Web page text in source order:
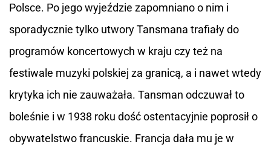
Polsce. Po jego wyjeździe zapomniano o nim i
sporadycznie tylko utwory Tansmana trafiały do
programów koncertowych w kraju czy też na
festiwale muzyki polskiej za granicą, a i nawet wtedy
krytyka ich nie zauważała. Tansman odczuwał to
boleśnie i w 1938 roku dość ostentacyjnie poprosił o
obywatelstwo francuskie. Francja dała mu je w